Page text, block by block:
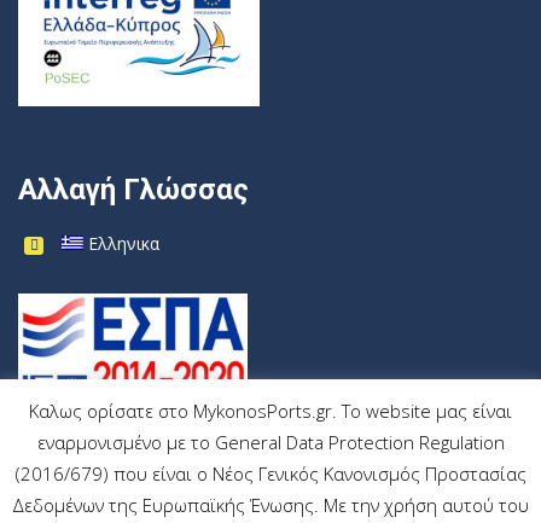
Αλλαγή Γλώσσας
Ελληνικα
Καλως ορίσατε στο MykonosPorts.gr. Το website μας είναι
εναρμονισμένο με το General Data Protection Regulation
(2016/679) που είναι ο Νέος Γενικός Κανονισμός Προστασίας
Δεδομένων της Ευρωπαϊκής Ένωσης. Με την χρήση αυτού του